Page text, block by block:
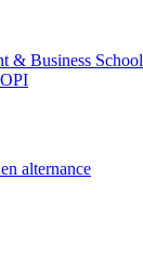
& Business School
alternance